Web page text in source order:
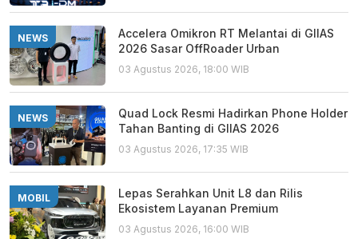
NEWS
Accelera Omikron RT Melantai di GIIAS
2026 Sasar OffRoader Urban
03 Agustus 2026, 18:00 WIB
NEWS
Quad Lock Resmi Hadirkan Phone Holder
Tahan Banting di GIIAS 2026
03 Agustus 2026, 17:35 WIB
MOBIL
Lepas Serahkan Unit L8 dan Rilis
Ekosistem Layanan Premium
03 Agustus 2026, 16:00 WIB